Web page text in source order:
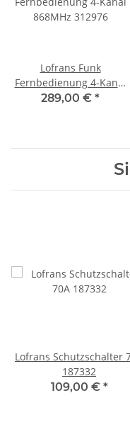
Lofrans Funk
Fernbedienung 4-Kanal
868MHz 312976
289,00 € *
Lofrans Schutzschalter
187332
109,00 € *